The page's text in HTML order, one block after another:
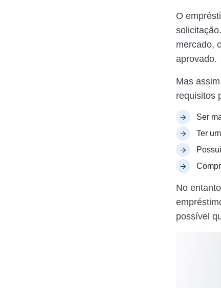
O
mercado,
aprovado.
Mas
requisitos
Ser
Ter
No
possível